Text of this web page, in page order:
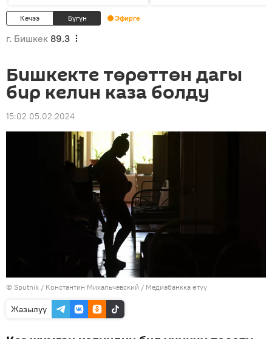
Кечээ Бүгүн Эфирге
г. Бишкек 89.3
Бишкекте төрөттөн дагы
бир келин каза болду
15:02 05.02.2024
© Sputnik / Константин Михальчевский / Медиабанкка өтүү
Жазылуу